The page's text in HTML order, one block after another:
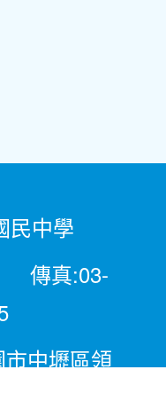
民中學
傳真:03-
中壢區領